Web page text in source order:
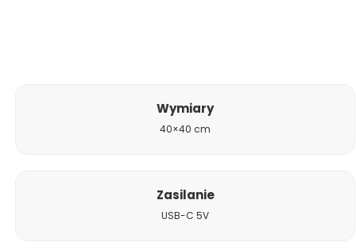
Wymiary
40×40 cm
Zasilanie
USB-C 5V